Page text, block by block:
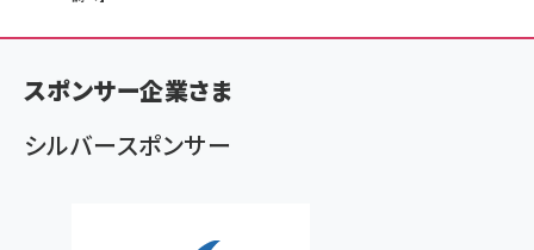
く
ず
スポンサー企業さま
シルバースポンサー